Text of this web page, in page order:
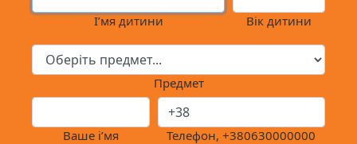
І’мя дитини Вік дитини
Предмет
Ваше і’мя Телефон, +380630000000